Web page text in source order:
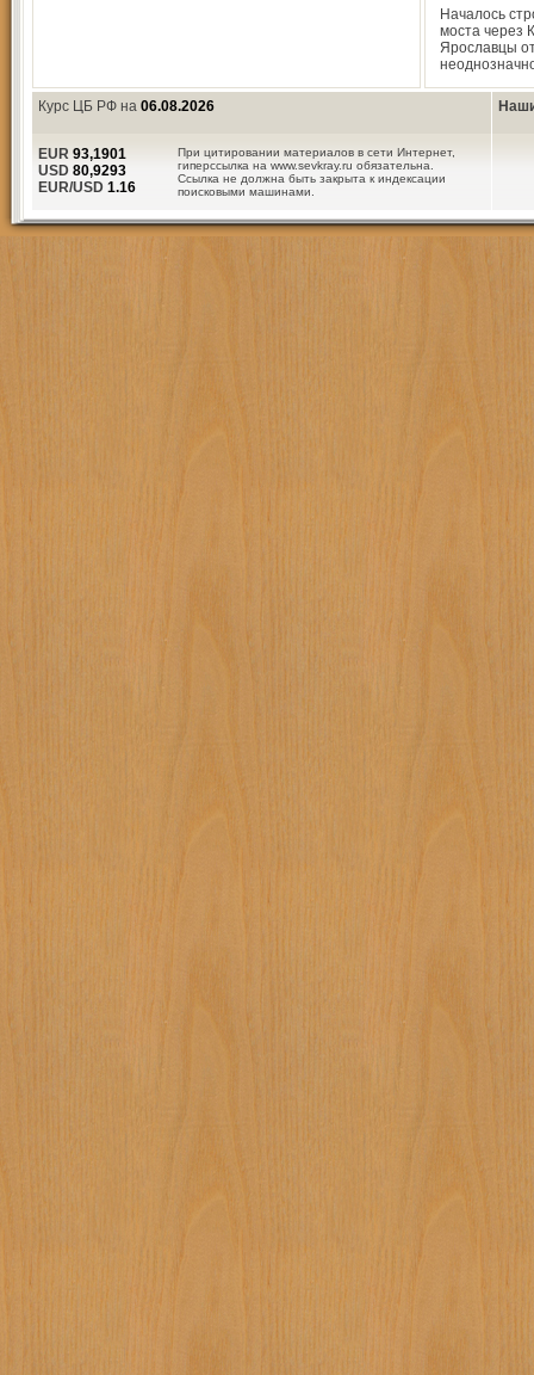
Началось
моста через
Ярославцы
Курс ЦБ РФ на 06.08.2026
При цитировании материалов в сети Интернет,
гиперссылка на www.sevkray.ru обязательна.
Ссылка не должна быть закрыта к индексации
поисковыми машинами.
EUR 93,1901
USD 80,9293
EUR/USD 1.16